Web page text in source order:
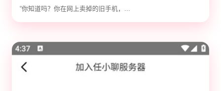
除隐私，防止数据泄露
“你知道吗？你在网上卖掉的旧手机，...